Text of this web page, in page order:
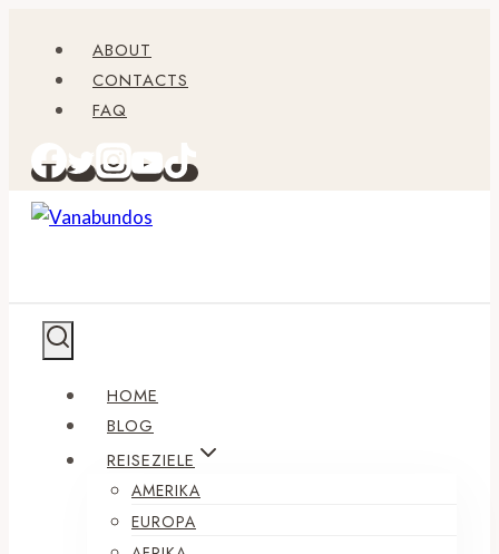
springen
ABOUT
CONTACTS
FAQ
HOME
BLOG
REISEZIELE
AMERIKA
EUROPA